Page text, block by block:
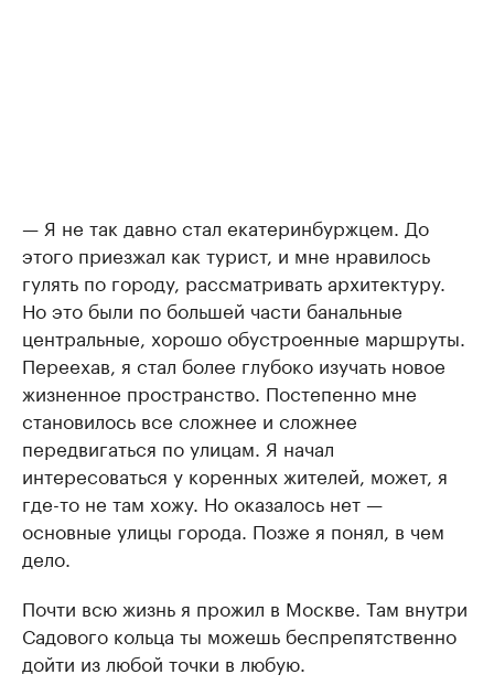
— Я не так давно стал екатеринбуржцем. До
этого приезжал как турист, и мне нравилось
гулять по городу, рассматривать архитектуру.
Но это были по большей части банальные
центральные, хорошо обустроенные маршруты.
Переехав, я стал более глубоко изучать новое
жизненное пространство. Постепенно мне
становилось все сложнее и сложнее
передвигаться по улицам. Я начал
интересоваться у коренных жителей, может, я
где-то не там хожу. Но оказалось нет —
основные улицы города. Позже я понял, в чем
дело.
Почти всю жизнь я прожил в Москве. Там внутри
Садового кольца ты можешь беспрепятственно
дойти из любой точки в любую.